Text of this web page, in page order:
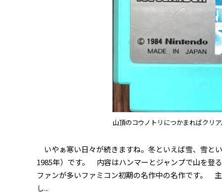
山頂のコウノトリにつかまればクリ
いやぁ寒い日々が続きますね。冬といえば雪、雪と
1985年）です。 内容はハンマーとジャンプで山を登
ファンが多いファミコン初期の名作中の名作です。
し...